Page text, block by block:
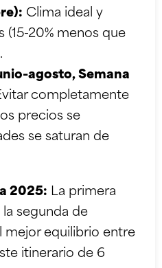
Clima ideal y
20% menos que
agosto, Semana
completamente
precios se
se saturan de
2025: La primera
segunda de
mejor equilibrio entre
itinerario de 6